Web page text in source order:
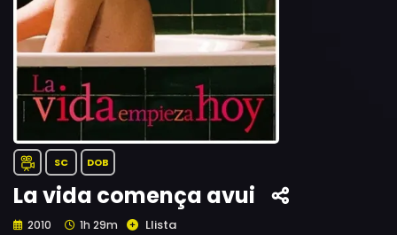
SC DOB
La vida comença avui
2010 1h 29m Llista